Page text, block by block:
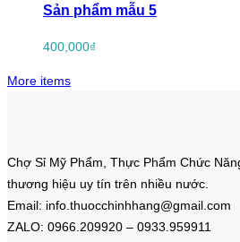
Sản phẩm mẫu 5
400,000₫
More items
Chợ Sỉ Mỹ Phẩm, Thực Phẩm Chức
thương hiệu uy tín trên nhiều nước.
Email: info.thuocchinhhang@gmail.com
ZALO: 0966.209920 – 0933.959911